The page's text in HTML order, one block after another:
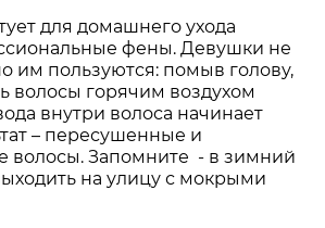
для домашнего ухода
фены. Девушки не
им пользуются: помыв голову,
волосы горячим воздухом
внутри волоса начинает
– пересушенные и
волосы. Запомните - в зимний
на улицу с мокрыми